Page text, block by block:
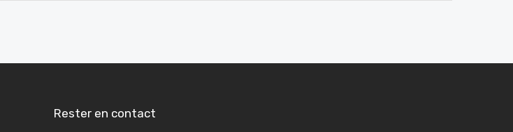
Rester en contact